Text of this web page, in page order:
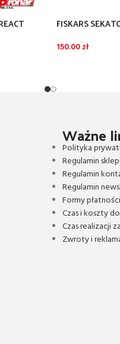
FISKARS
150.00zł
Ważne
Polityka
Regulamin
Regulamin
Regulamin
Formy płatności
Czas i koszty
Czas realizacji
Zwroty i